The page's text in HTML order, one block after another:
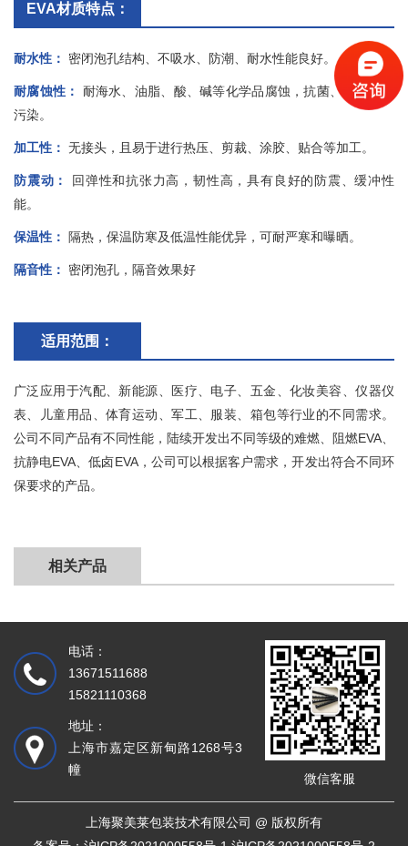
EVA材质特点：
耐水性： 密闭泡孔结构、不吸水、防潮、耐水性能良好。
耐腐蚀性：
耐海水、油脂、酸、碱等化学品腐蚀，抗菌、无毒、无
污染。
加工性： 无接头，且易于进行热压、剪裁、涂胶、贴合等加工。
防震动：
回弹性和抗张力高，韧性高，具有良好的防震、缓冲性
能。
保温性： 隔热，保温防寒及低温性能优异，可耐严寒和曝晒。
隔音性： 密闭泡孔，隔音效果好
适用范围：
广泛应用于汽配、新能源、医疗、电子、五金、化妆美容、仪器仪
表、儿童用品、体育运动、军工、服装、箱包等行业的不同需求。
公司不同产品有不同性能，陆续开发出不同等级的难燃、阻燃EVA、
抗静电EVA、低卤EVA，公司可以根据客户需求，开发出符合不同环
保要求的产品。
相关产品
电话：
13671511688
15821110368
地址：
上海市嘉定区新甸路1268号3
幢
微信客服
上海聚美莱包装技术有限公司 @ 版权所有